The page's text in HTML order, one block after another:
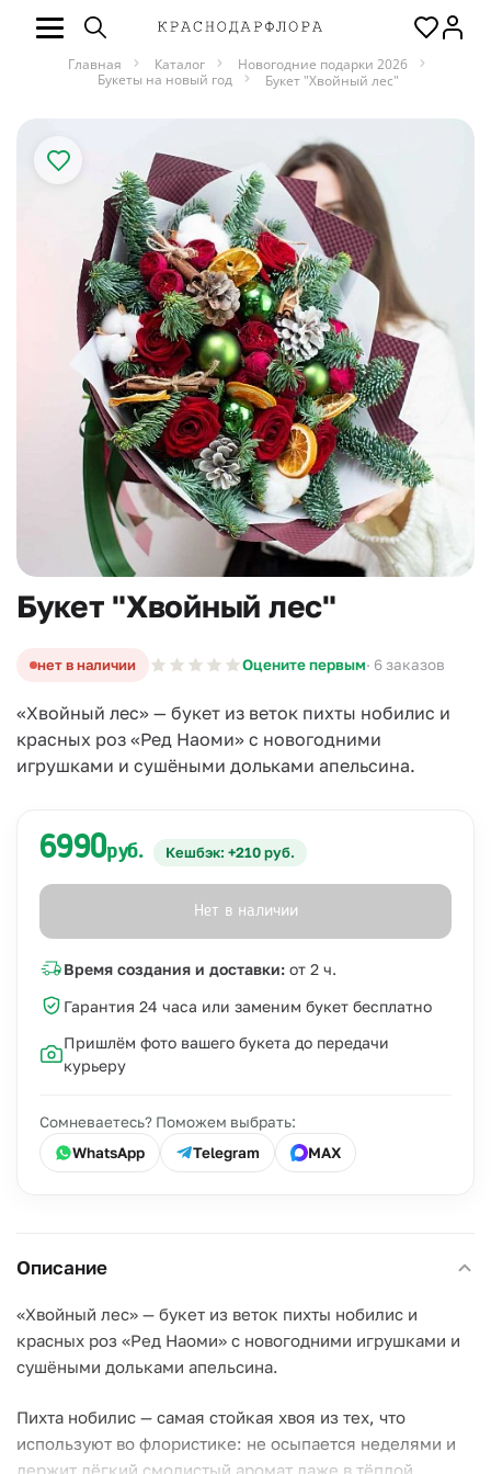
Главная Каталог
Новогодние подарки 2026
Букеты на новый год
Букет "Хвойный лес"
Букет "Хвойный лес"
нет в наличии Оцените первым· 6 заказов
«Хвойный лес» — букет из веток пихты нобилис и
красных роз «Ред Наоми» с новогодними
игрушками и сушёными дольками апельсина.
6990руб. Кешбэк: +210 руб.
Нет в наличии
Время создания и доставки: от 2 ч.
Гарантия 24 часа или заменим букет бесплатно
Пришлём фото вашего букета до передачи
курьеру
Сомневаетесь? Поможем выбрать:
WhatsApp
Telegram MAX
Описание
«Хвойный лес» — букет из веток пихты нобилис и
красных роз «Ред Наоми» с новогодними игрушками и
сушёными дольками апельсина.
Пихта нобилис — самая стойкая хвоя из тех, что
используют во флористике: не осыпается неделями и
держит лёгкий смолистый аромат даже в тёплой